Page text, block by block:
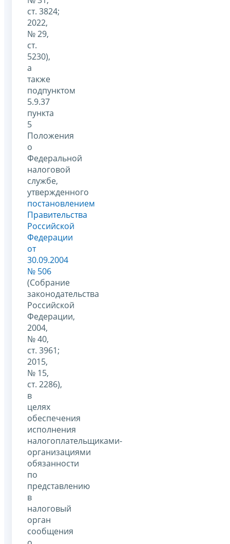
ст. 3824;
2022,
№ 29,
ст.
5230),
а
также
подпунктом
5.9.37
пункта
5
Положения
о
Федеральной
налоговой
службе,
утвержденного
постановлением
Правительства
Российской
Федерации
от
30.09.2004
№ 506
(Собрание
законодательства
Российской
Федерации,
2004,
№ 40,
ст. 3961;
2015,
№ 15,
ст. 2286),
в
целях
обеспечения
исполнения
налогоплательщиками-
организациями
обязанности
по
представлению
в
налоговый
орган
сообщения